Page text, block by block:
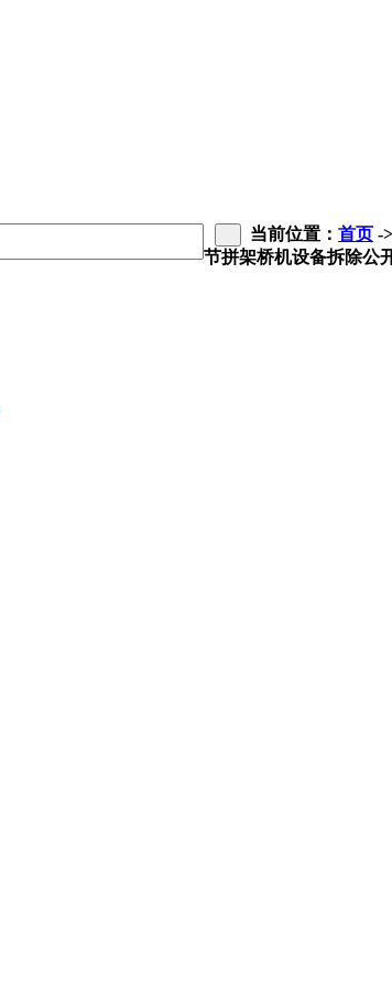
当前位置： 首页 ->
节拼架桥机设备拆除公